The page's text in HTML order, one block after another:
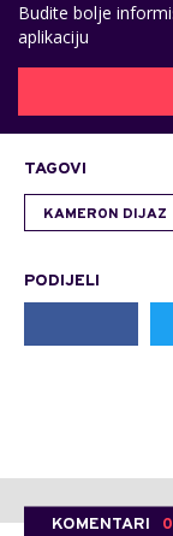
Budite bolje
aplikaciju
TAGOVI
KAMERON DIJAZ
PODIJELI
KOMENTARI 0